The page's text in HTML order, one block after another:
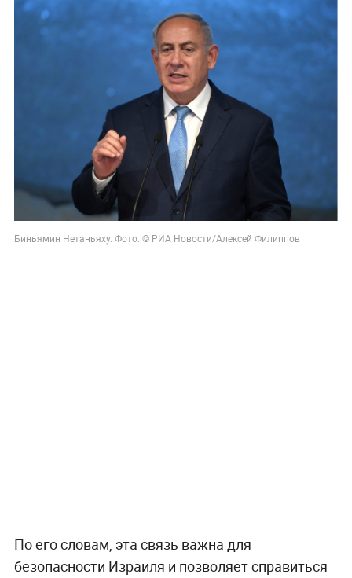
Биньямин Нетаньяху. Фото: © РИА Новости/Алексей Филиппов
По его словам, эта связь важна для
безопасности Израиля и позволяет справиться